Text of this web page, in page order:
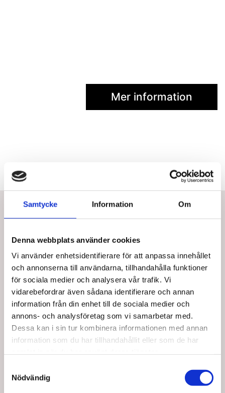
Samtycke Information Om
Denna webbplats använder cookies
Vi använder enhetsidentifierare för att anpassa innehållet
och annonserna till användarna, tillhandahålla funktioner
för sociala medier och analysera vår trafik. Vi
vidarebefordrar även sådana identifierare och annan
information från din enhet till de sociala medier och
annons- och analysföretag som vi samarbetar med.
Dessa kan i sin tur kombinera informationen med annan
information som du har tillhandahållit eller som de har
Nödvändig
Mer information
Bästsäljare i Tillbehör
5015
EcoPutty Behållare 180
966600
Bollpump TOGU
SEK 69,00 Exkl. moms